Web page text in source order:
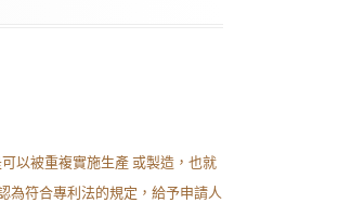
以被重複實施生產 或製造，也就
為符合專利法的規定，給予申請人